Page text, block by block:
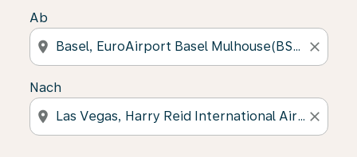
Ab
location_on close
Nach
location_on close